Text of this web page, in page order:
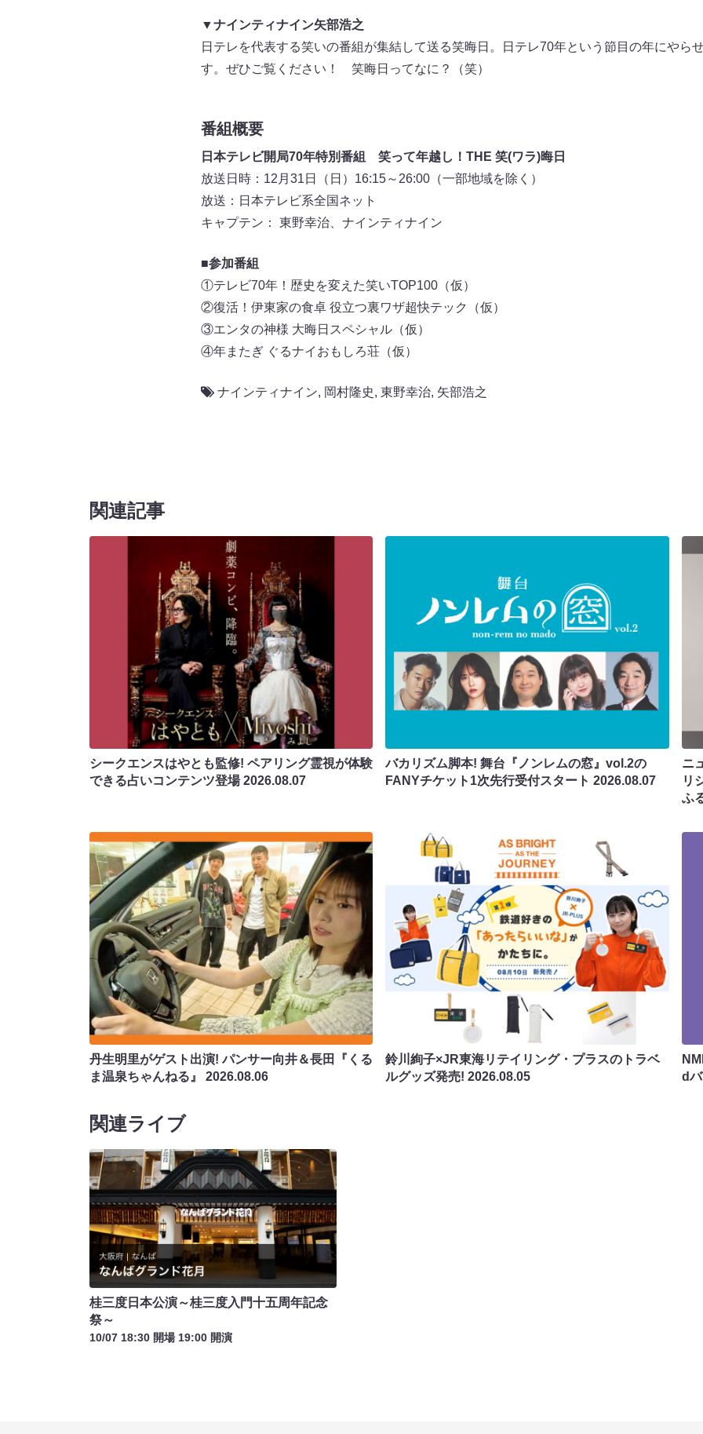
▼ナインティナイン矢部浩之
日テレを代表する笑いの番組が集結して送る笑晦日。日テレ70年という節目の年にやら
す。ぜひご覧ください！ 笑晦日ってなに？（笑）
番組概要
日本テレビ開局70年特別番組 笑って年越し！THE 笑(ワラ)晦日
放送日時：12月31日（日）16:15～26:00（一部地域を除く）
放送：日本テレビ系全国ネット
キャプテン： 東野幸治、ナインティナイン
■参加番組
①テレビ70年！歴史を変えた笑いTOP100（仮）
②復活！伊東家の食卓 役立つ裏ワザ超快テック（仮）
③エンタの神様 大晦日スペシャル（仮）
④年またぎ ぐるナイおもしろ荘（仮）
ナインティナイン, 岡村隆史, 東野幸治, 矢部浩之
関連記事
シークエンスはやとも監修! ペアリング霊視が体験
できる占いコンテンツ登場2026.08.07
バカリズム脚本! 舞台『ノンレムの窓』vol.2の
FANYチケット1次先行受付スタート2026.08.07
ニ
リ
ふ
丹生明里がゲスト出演! パンサー向井＆長田『くる
ま温泉ちゃんねる』 2026.08.06
鈴川絢子×JR東海リテイリング・プラスのトラベ
ルグッズ発売!2026.08.05
d
関連ライブ
桂三度日本公演～桂三度入門十五周年記念
祭～
10/07 18:30 開場 19:00 開演